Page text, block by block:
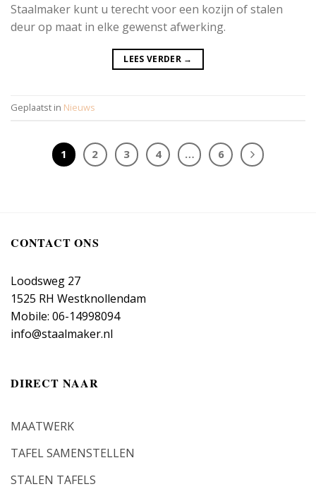
Staalmaker kunt u terecht voor een kozijn of stalen
deur op maat in elke gewenst afwerking.
LEES VERDER →
Geplaatst in Nieuws
1 2 3 4 … 6
CONTACT ONS
Loodsweg 27
1525 RH Westknollendam
Mobile: 06-14998094
info@staalmaker.nl
DIRECT NAAR
MAATWERK
TAFEL SAMENSTELLEN
STALEN TAFELS